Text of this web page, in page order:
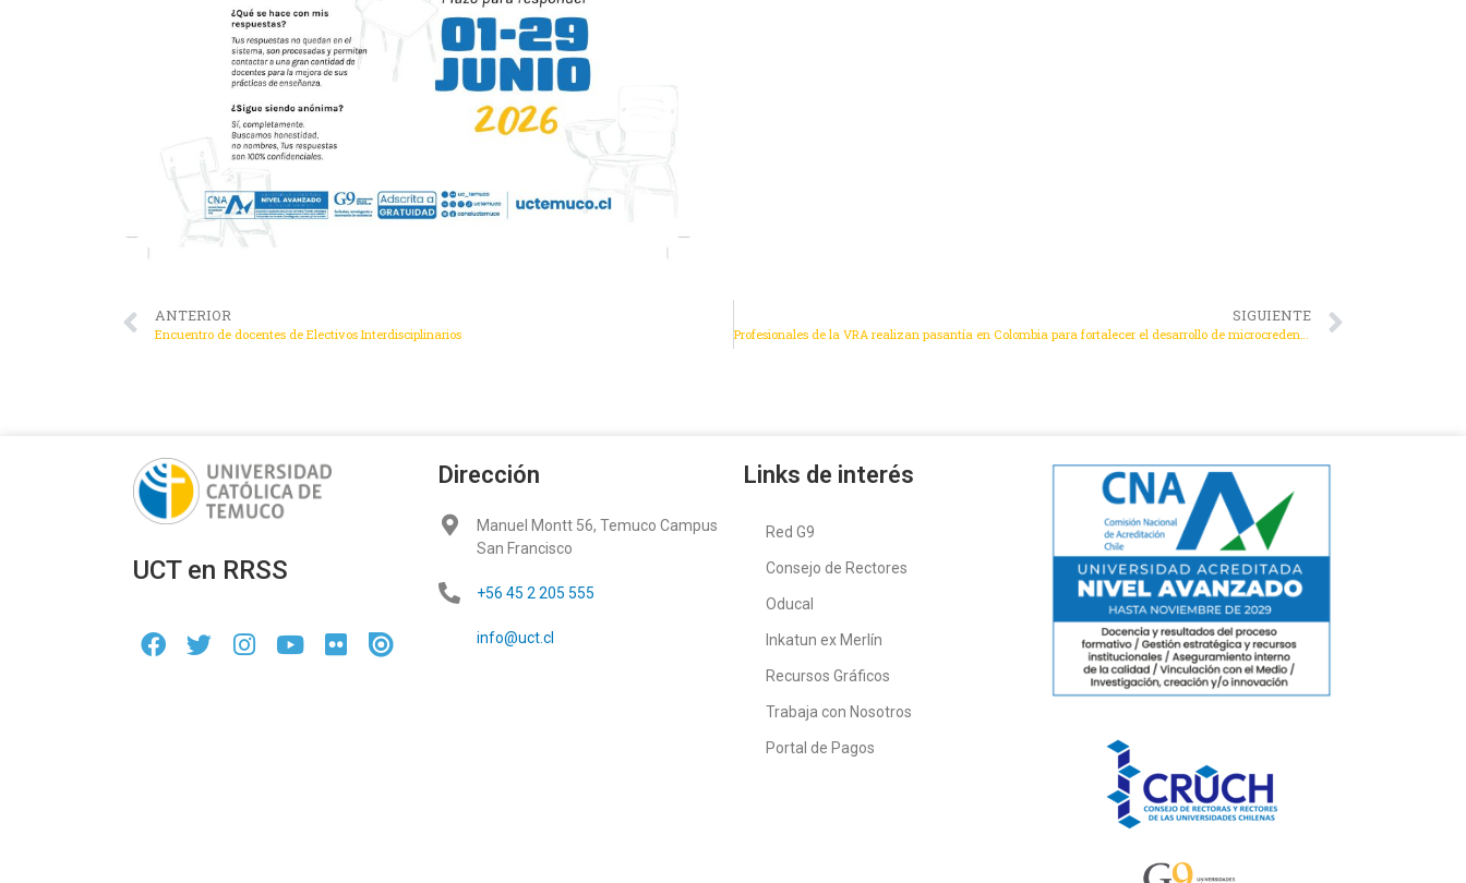
ANTERIOR
Encuentro de docentes de Electivos Interdisciplinarios
SIGUIENTE
UCT en RRSS
Dirección
Manuel Montt 56, Temuco Campus
San Francisco
+56 45 2 205 555
info@uct.cl
Links de interés
Red G9
Consejo de Rectores
Oducal
Inkatun ex Merlín
Recursos Gráficos
Trabaja con Nosotros
Portal de Pagos